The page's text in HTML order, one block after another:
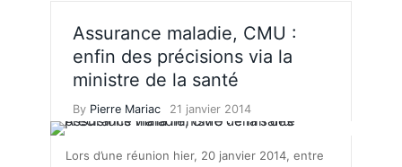
Assurance maladie, CMU :
enfin des précisions via la
ministre de la santé
By Pierre Mariac 21 janvier 2014
Lors d’une réunion hier, 20 janvier 2014, entre